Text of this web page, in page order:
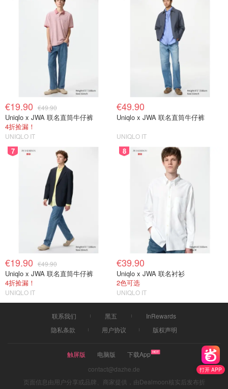
打开 APP
€19.90 €49.90
Uniqlo x JWA 联名直筒牛仔裤
4折捡漏！
UNIQLO IT
€49.90
Uniqlo x JWA 联名直筒牛仔裤
UNIQLO IT
7
€19.90 €49.90
Uniqlo x JWA 联名直筒牛仔裤
4折捡漏！
UNIQLO IT
8
€39.90
Uniqlo x JWA 联名衬衫
2色可选
UNIQLO IT
联系我们 黑五
InRewards
隐私条款
用户协议 版权声明
触屏版 电脑版
下载App
contact@dazhe.de
页面信息由用户分享或品牌、商家提供，由Dealmoon核实后发布折